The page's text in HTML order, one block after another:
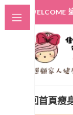
WELCOME
回首頁瘦